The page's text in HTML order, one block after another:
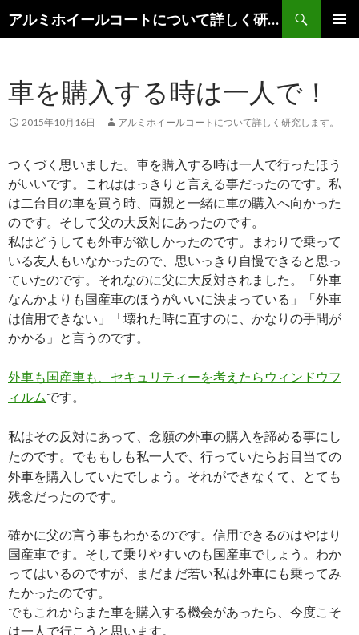
アルミホイールコートについて詳しく研究します。
索
ン
ツ
へ
車を購入する時は一人で！
2015年10月16日 アルミホイールコートについて詳しく研究します。
つくづく思いました。車を購入する時は一人で行ったほう
がいいです。これははっきりと言える事だったのです。私
は二台目の車を買う時、両親と一緒に車の購入へ向かった
のです。そして父の大反対にあったのです。
私はどうしても外車が欲しかったのです。まわりで乗って
いる友人もいなかったので、思いっきり自慢できると思っ
ていたのです。それなのに父に大反対されました。「外車
なんかよりも国産車のほうがいいに決まっている」「外車
は信用できない」「壊れた時に直すのに、かなりの手間が
かかる」と言うのです。
外車も国産車も、セキュリティーを考えたらウィンドウフ
ィルムです。
私はその反対にあって、念願の外車の購入を諦める事にし
たのです。でももしも私一人で、行っていたらお目当ての
外車を購入していたでしょう。それができなくて、とても
残念だったのです。
確かに父の言う事もわかるのです。信用できるのはやはり
国産車です。そして乗りやすいのも国産車でしょう。わか
ってはいるのですが、まだまだ若い私は外車にも乗ってみ
たかったのです。
でもこれからまた車を購入する機会があったら、今度こそ
は一人で行こうと思います。